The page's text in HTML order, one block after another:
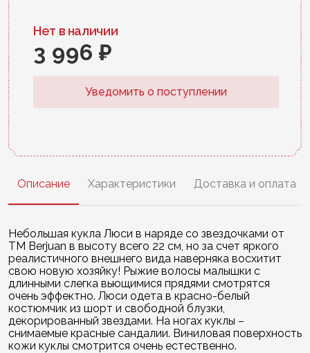
Нет в наличии
3 996 ₽
Уведомить о поступлении
Описание Характеристики Доставка и оплата
Небольшая кукла Люси в наряде со звездочками от
ТМ Berjuan в высоту всего 22 см, но за счет яркого
реалистичного внешнего вида наверняка восхитит
свою новую хозяйку! Рыжие волосы малышки с
длинными слегка вьющимися прядями смотрятся
очень эффектно. Люси одета в красно-белый
костюмчик из шорт и свободной блузки,
декорированный звездами. На ногах куклы –
снимаемые красные сандалии. Виниловая поверхность
кожи куклы смотрится очень естественно.